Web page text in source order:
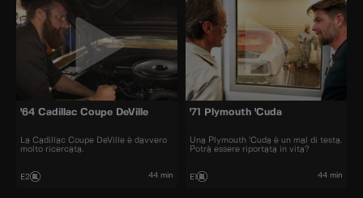
'64 Cadillac Coupe DeVille
La Cadillac Coupe DeVille è davvero
molto ricercata.
E2 44 min
'71 Plymouth 'Cuda
Una Plymouth ’Cuda è un mal di testa.
Potrà essere riportata in vita?
E1 44 min